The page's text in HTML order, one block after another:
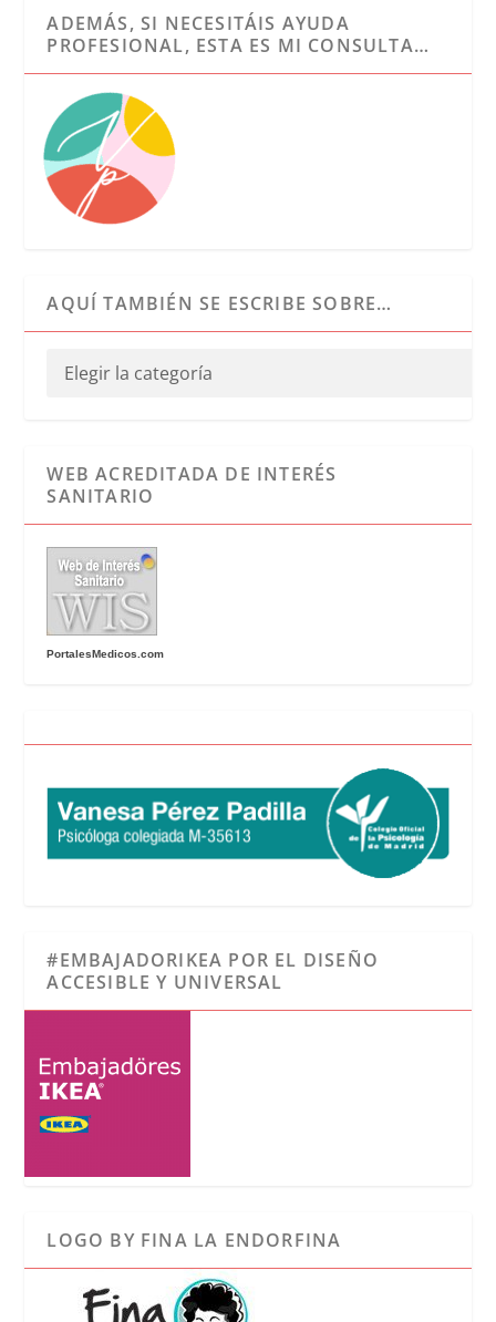
ADEMÁS, SI NECESITÁIS AYUDA
PROFESIONAL, ESTA ES MI CONSULTA…
AQUÍ TAMBIÉN SE ESCRIBE SOBRE…
WEB ACREDITADA DE INTERÉS
SANITARIO
PortalesMedicos.com
#EMBAJADORIKEA POR EL DISEÑO
ACCESIBLE Y UNIVERSAL
LOGO BY FINA LA ENDORFINA